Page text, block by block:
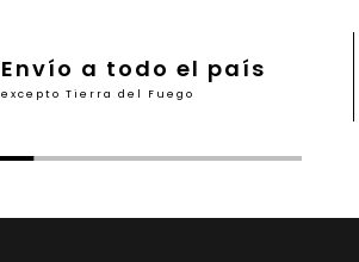
Envío a todo el país
excepto Tierra del Fuego